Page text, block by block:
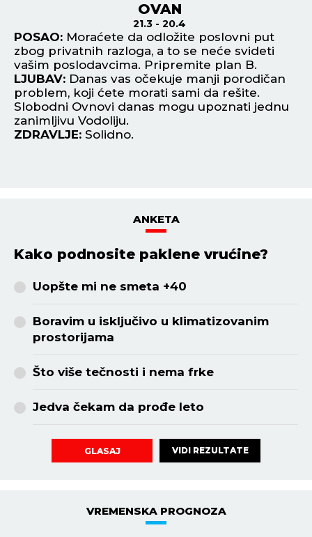
OVAN
21.3 - 20.4
POSAO: Moraćete da odložite poslovni put
zbog privatnih razloga, a to se neće svideti
vašim poslodavcima. Pripremite plan B.
LJUBAV: Danas vas očekuje manji porodičan
problem, koji ćete morati sami da rešite.
Slobodni Ovnovi danas mogu upoznati jednu
zanimljivu Vodoliju.
ZDRAVLJE: Solidno.
ANKETA
Kako podnosite paklene vrućine?
Uopšte mi ne smeta +40
Boravim u isključivo u klimatizovanim
prostorijama
Što više tečnosti i nema frke
Jedva čekam da prođe leto
GLASAJ VIDI REZULTATE
VREMENSKA PROGNOZA